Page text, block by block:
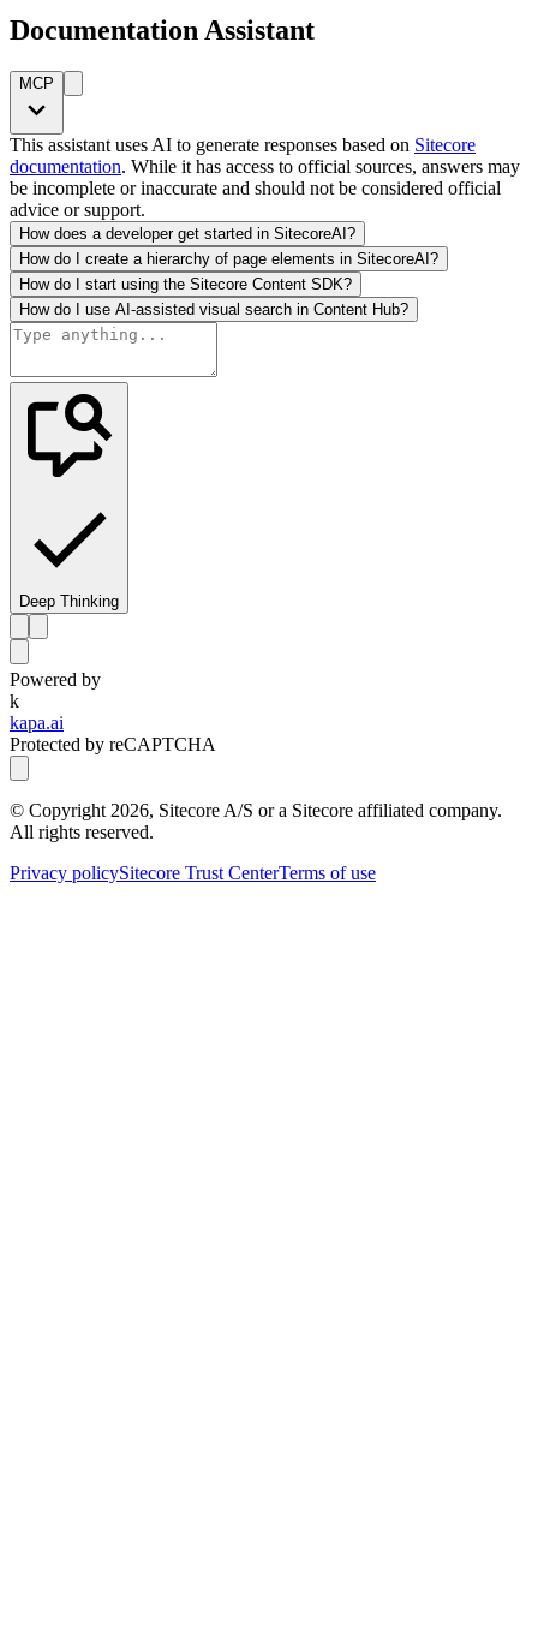
Documentation Assistant
MCP
This assistant uses AI to generate responses based on Sitecore
documentation. While it has access to official sources, answers may
be incomplete or inaccurate and should not be considered official
advice or support.
How does a developer get started in SitecoreAI?
How do I create a hierarchy of page elements in SitecoreAI?
How do I start using the Sitecore Content SDK?
How do I use AI-assisted visual search in Content Hub?
Deep Thinking
Powered by
k
kapa.ai
Protected by reCAPTCHA
© Copyright 2026, Sitecore A/S or a Sitecore affiliated company.
All rights reserved.
Privacy policySitecore Trust CenterTerms of use